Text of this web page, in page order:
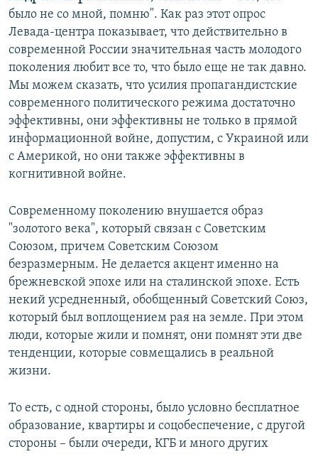
было не со мной, помню". Как раз этот опрос
Левада-центра показывает, что действительно в
современной России значительная часть молодого
поколения любит все то, что было еще не так давно.
Мы можем сказать, что усилия пропагандистские
современного политического режима достаточно
эффективны, они эффективны не только в прямой
информационной войне, допустим, с Украиной или
с Америкой, но они также эффективны в
когнитивной войне.
Современному поколению внушается образ
"золотого века", который связан с Советским
Союзом, причем Советским Союзом
безразмерным. Не делается акцент именно на
брежневской эпохе или на сталинской эпохе. Есть
некий усредненный, обобщенный Советский Союз,
который был воплощением рая на земле. При этом
люди, которые жили и помнят, они помнят эти две
тенденции, которые совмещались в реальной
жизни.
То есть, с одной стороны, было условно бесплатное
образование, квартиры и соцобеспечение, с другой
стороны – были очереди, КГБ и много других